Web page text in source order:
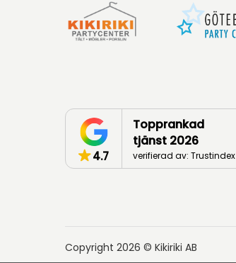
4.7
Topprankad
tjänst 2026
verifierad av: Trustindex
Copyright 2026 © Kikiriki AB